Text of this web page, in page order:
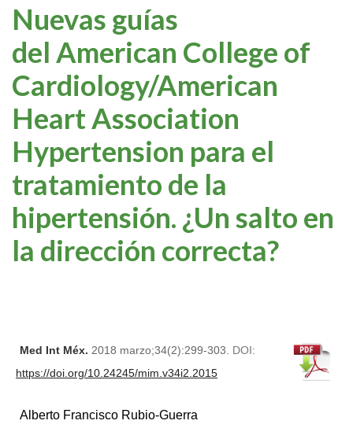
Nuevas guías
del American College of
Cardiology/American
Heart Association
Hypertension para el
tratamiento de la
hipertensión. ¿Un salto en
la dirección correcta?
Med Int Méx. 2018 marzo;34(2):299-303. DOI:
https://doi.org/10.24245/mim.v34i2.2015
Alberto Francisco Rubio-Guerra